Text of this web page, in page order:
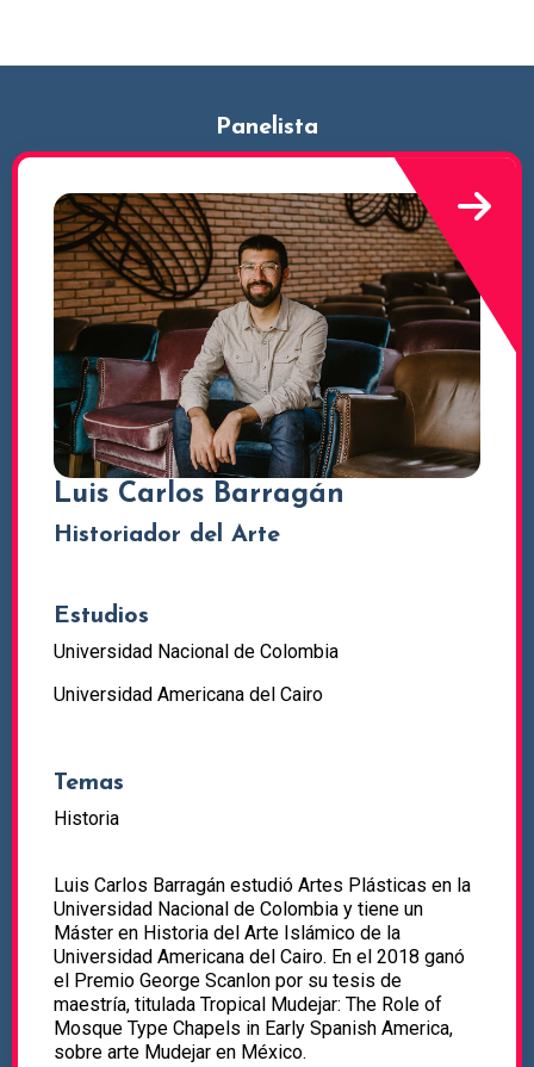
Panelista
Luis Carlos Barragán
Historiador del Arte
Estudios
Universidad Nacional de Colombia
Universidad Americana del Cairo
Temas
Historia
Luis Carlos Barragán estudió Artes Plásticas en la
Universidad Nacional de Colombia y tiene un
Máster en Historia del Arte Islámico de la
Universidad Americana del Cairo. En el 2018 ganó
el Premio George Scanlon por su tesis de
maestría, titulada Tropical Mudejar: The Role of
Mosque Type Chapels in Early Spanish America,
sobre arte Mudejar en México.